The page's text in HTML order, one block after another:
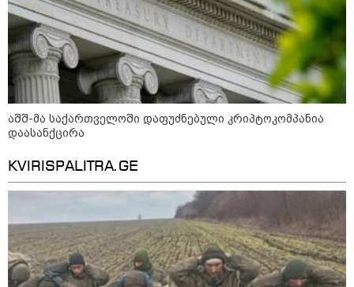
კატეგორიის ყველა სიახლე
„გადავწყვიტეთ, უკვე
რეჟიმში იხსნება
რა არის ცნობილი,
საქართველოში დაფუძნებულ
კრიპტოკომპანიაზე, რომელიც
აშშ-ს სახაზინო დეპარტამენტმა
დაასანქცირა
აშშ-მა საქართველოში დაფუძნებული კრიპტოკომპანია
დაასანქცირა
KVIRISPALITRA.GE